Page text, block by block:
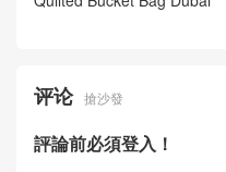
ap Bag Hong Kong
Price & Pictures Of New Cha